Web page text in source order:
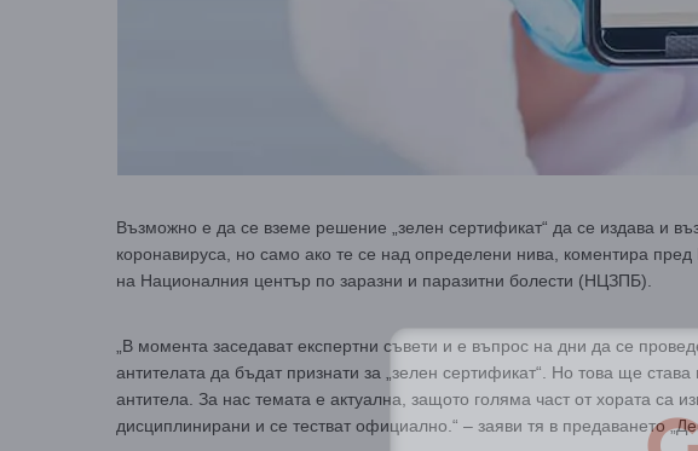
Възможно е да се вземе решение „зелен сертификат“ да се издава и
коронавируса, но само ако те се над определени нива, коментира
на Националния център по заразни и паразитни болести (НЦЗПБ).
„В момента заседават експертни съвети и е въпрос на дни да се
антителата да бъдат признати за „зелен сертификат“. Но това ще
антитела. За нас темата е актуална, защото голяма част от хората са
дисциплинирани и се тестват официално.“ – заяви тя в предаването